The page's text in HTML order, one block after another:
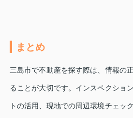
まとめ
三島市で不動産を探す際は、情報の
ることが大切です。インスペクショ
トの活用、現地での周辺環境チェッ